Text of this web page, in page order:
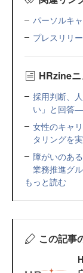
パーソルキ
プレスリリ
HRzine
採用判断、
い」と回答
女性のキャ
タリングを
障がいのあ
業務推進グ
もっと読む
この記事